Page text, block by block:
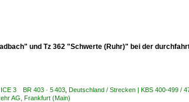
und Tz 362 "Schwerte (Ruhr)" bei der
3 BR 403 · 5 403 Deutschland / Strecken | KBS 400-499 /
AG, Frankfurt (Main)